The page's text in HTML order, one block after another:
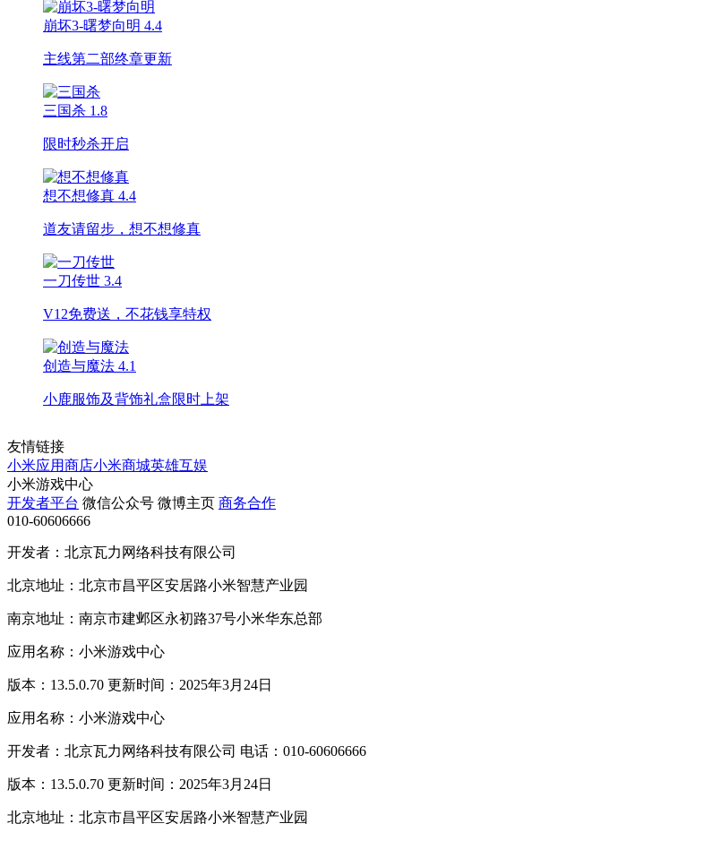
崩坏3-曙梦向明 4.4
主线第二部终章更新
三国杀 1.8
限时秒杀开启
想不想修真 4.4
道友请留步，想不想修真
一刀传世 3.4
V12免费送，不花钱享特权
创造与魔法 4.1
小鹿服饰及背饰礼盒限时上架
友情链接
小米应用商店小米商城英雄互娱
小米游戏中心
开发者平台 微信公众号 微博主页 商务合作
010-60606666
开发者：北京瓦力网络科技有限公司
北京地址：北京市昌平区安居路小米智慧产业园
南京地址：南京市建邺区永初路37号小米华东总部
应用名称：小米游戏中心
版本：13.5.0.70 更新时间：2025年3月24日
应用名称：小米游戏中心
开发者：北京瓦力网络科技有限公司 电话：010-60606666
版本：13.5.0.70 更新时间：2025年3月24日
北京地址：北京市昌平区安居路小米智慧产业园